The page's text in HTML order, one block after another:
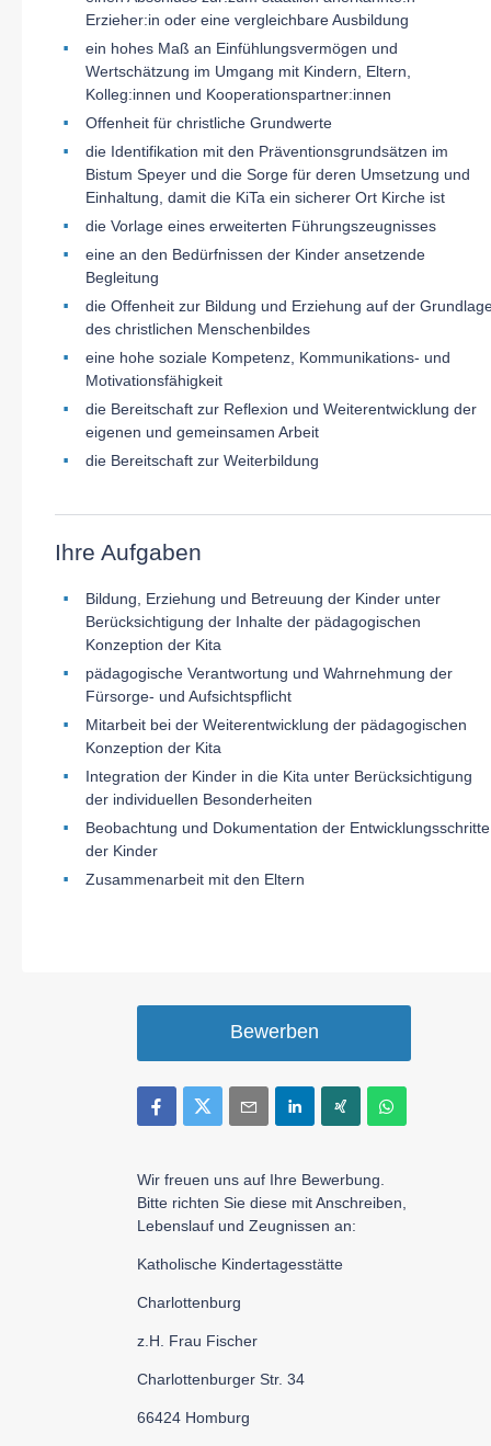
Erzieher:in oder eine vergleichbare Ausbildung
ein hohes Maß an Einfühlungsvermögen und
Wertschätzung im Umgang mit Kindern, Eltern,
Kolleg:innen und Kooperationspartner:innen
Offenheit für christliche Grundwerte
die Identifikation mit den Präventionsgrundsätzen im
Bistum Speyer und die Sorge für deren Umsetzung und
Einhaltung, damit die KiTa ein sicherer Ort Kirche ist
die Vorlage eines erweiterten Führungszeugnisses
eine an den Bedürfnissen der Kinder ansetzende
Begleitung
die Offenheit zur Bildung und Erziehung auf der
des christlichen Menschenbildes
eine hohe soziale Kompetenz, Kommunikations- und
Motivationsfähigkeit
die Bereitschaft zur Reflexion und Weiterentwicklung der
eigenen und gemeinsamen Arbeit
die Bereitschaft zur Weiterbildung
Ihre Aufgaben
Bildung, Erziehung und Betreuung der Kinder unter
Berücksichtigung der Inhalte der pädagogischen
Konzeption der Kita
pädagogische Verantwortung und Wahrnehmung der
Fürsorge- und Aufsichtspflicht
Mitarbeit bei der Weiterentwicklung der pädagogischen
Konzeption der Kita
Integration der Kinder in die Kita unter Berücksichtigung
der individuellen Besonderheiten
Beobachtung und Dokumentation der Entwicklungsschritte
der Kinder
Zusammenarbeit mit den Eltern
Bewerben
Wir freuen uns auf Ihre Bewerbung.
Bitte richten Sie diese mit Anschreiben,
Lebenslauf und Zeugnissen an:
Katholische Kindertagesstätte
Charlottenburg
z.H. Frau Fischer
Charlottenburger Str. 34
66424 Homburg